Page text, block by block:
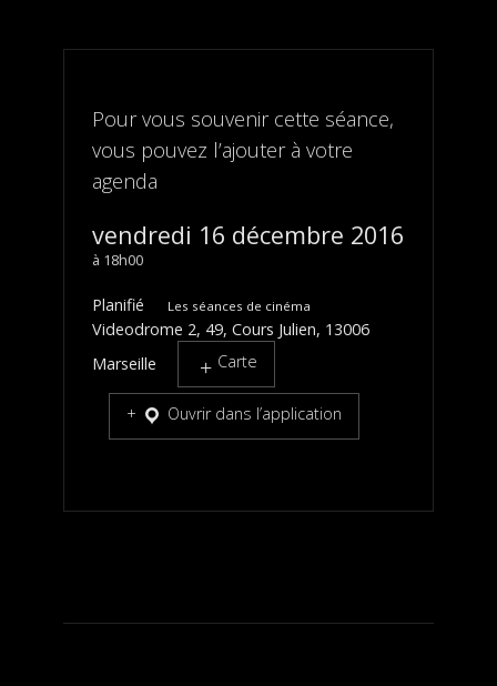
Pour vous souvenir cette séance,
vous pouvez l’ajouter à votre
agenda
vendredi 16 décembre 2016
18h00
Planifié Les séances de cinéma
Videodrome 2, 49, Cours Julien, 13006
Marseille
Carte
Ouvrir dans l’application